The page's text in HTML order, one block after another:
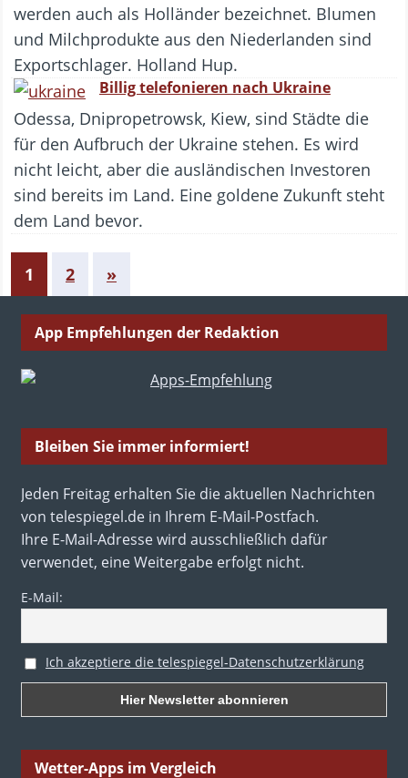
werden auch als Holländer bezeichnet. Blumen
und Milchprodukte aus den Niederlanden sind
Exportschlager. Holland Hup.
Billig telefonieren nach Ukraine
Odessa, Dnipropetrowsk, Kiew, sind Städte die
für den Aufbruch der Ukraine stehen. Es wird
nicht leicht, aber die ausländischen Investoren
sind bereits im Land. Eine goldene Zukunft steht
dem Land bevor.
1 2 »
App Empfehlungen der Redaktion
Bleiben Sie immer informiert!
Jeden Freitag erhalten Sie die aktuellen Nachrichten
von telespiegel.de in Ihrem E-Mail-Postfach.
Ihre E-Mail-Adresse wird ausschließlich dafür
verwendet, eine Weitergabe erfolgt nicht.
E-Mail:
Ich akzeptiere die telespiegel-Datenschutzerklärung
Wetter-Apps im Vergleich